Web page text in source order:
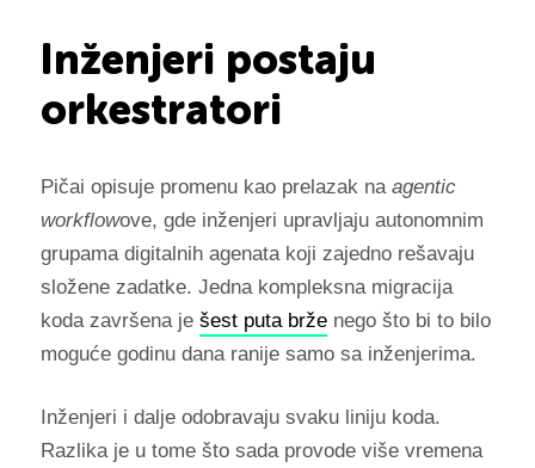
Inženjeri postaju
orkestratori
Pičai opisuje promenu kao prelazak na agentic
workflowove, gde inženjeri upravljaju autonomnim
grupama digitalnih agenata koji zajedno rešavaju
složene zadatke. Jedna kompleksna migracija
koda završena je šest puta brženego što bi to bilo
moguće godinu dana ranije samo sa inženjerima.
Inženjeri i dalje odobravaju svaku liniju koda.
Razlika je u tome što sada provode više vremena